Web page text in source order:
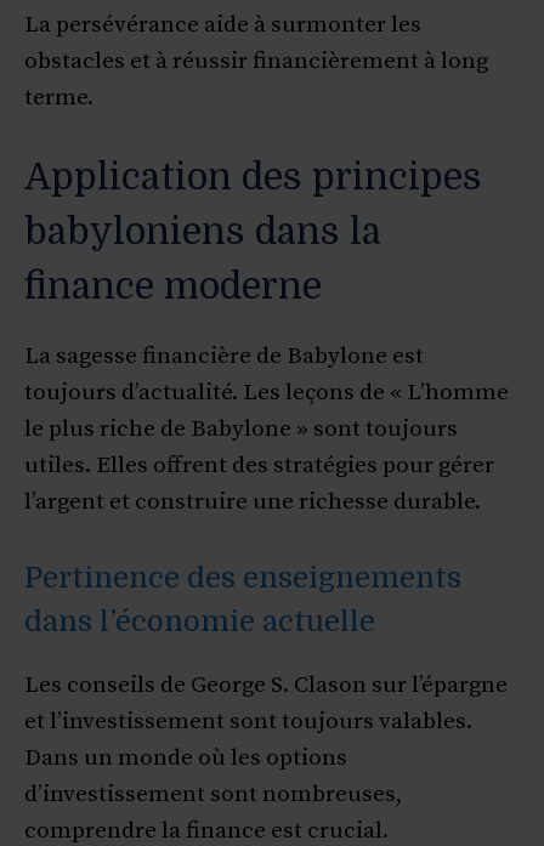
La persévérance aide à surmonter les
obstacles et à réussir financièrement à long
terme.
Application des principes
babyloniens dans la
finance moderne
La sagesse financière de Babylone est
toujours d’actualité. Les leçons de « L’homme
le plus riche de Babylone » sont toujours
utiles. Elles offrent des stratégies pour gérer
l’argent et construire une richesse durable.
Pertinence des enseignements
dans l’économie actuelle
Les conseils de George S. Clason sur l’épargne
et l’investissement sont toujours valables.
Dans un monde où les options
d’investissement sont nombreuses,
comprendre la finance est crucial.